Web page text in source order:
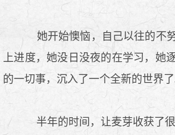
她开始懊恼，自己以往的不
上进度，她没日没夜的在学习，她
的一切事，沉入了一个全新的世界了
半年的时间，让麦芽收获了很